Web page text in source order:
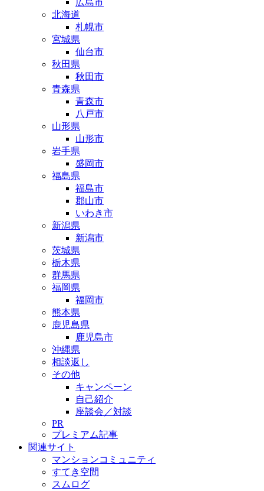
広島市
北海道
札幌市
宮城県
仙台市
秋田県
秋田市
青森県
青森市
八戸市
山形県
山形市
岩手県
盛岡市
福島県
福島市
郡山市
いわき市
新潟県
新潟市
茨城県
栃木県
群馬県
福岡県
福岡市
熊本県
鹿児島県
鹿児島市
沖縄県
相談返し
その他
キャンペーン
自己紹介
座談会／対談
PR
プレミアム記事
関連サイト
マンションコミュニティ
すてき空間
スムログ